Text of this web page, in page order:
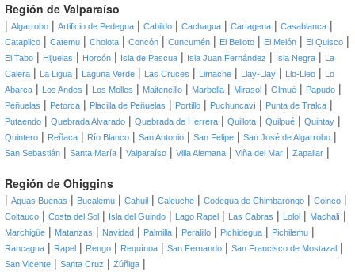
Región de Valparaíso
| Algarrobo | Artificio de Pedegua | Cabildo | Cachagua | Cartagena | Casablanca |
Catapilco | Catemu | Cholota | Concón | Cuncumén | El Belloto | El Melón | El Quisco |
El Tabo | Hijuelas | Horcón | Isla de Pascua | Isla Juan Fernández | Isla Negra |
La
Calera | La Ligua | Laguna Verde | Las Cruces | Limache | Llay-Llay | Llo-Lleo |
Lo
Abarca | Los Andes | Los Molles | Maitencillo | Marbella | Mirasol | Olmué | Papudo |
Peñuelas | Petorca | Placilla de Peñuelas | Portillo | Puchuncaví | Punta de Tralca |
Putaendo | Quebrada Alvarado | Quebrada de Herrera | Quillota | Quilpué | Quintay |
Quintero | Reñaca | Río Blanco | San Antonio | San Felipe | San José de Algarrobo |
San Sebastián | Santa María | Valparaíso | Villa Alemana | Viña del Mar | Zapallar |
Región de Ohiggins
| Aguas Buenas | Bucalemu | Cahuil | Caleuche | Codegua de Chimbarongo | Coinco |
Coltauco | Costa del Sol | Isla del Guindo | Lago Rapel | Las Cabras | Lolol | Machalí |
Marchigüe | Matanzas | Navidad | Palmilla | Peralillo | Pichidegua | Pichilemu |
Rancagua | Rapel | Rengo | Requínoa | San Fernando | San Francisco de Mostazal |
San Vicente | Santa Cruz | Zúñiga |